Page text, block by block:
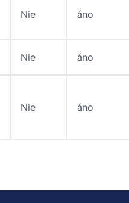
Nie áno
Nie áno
Nie áno